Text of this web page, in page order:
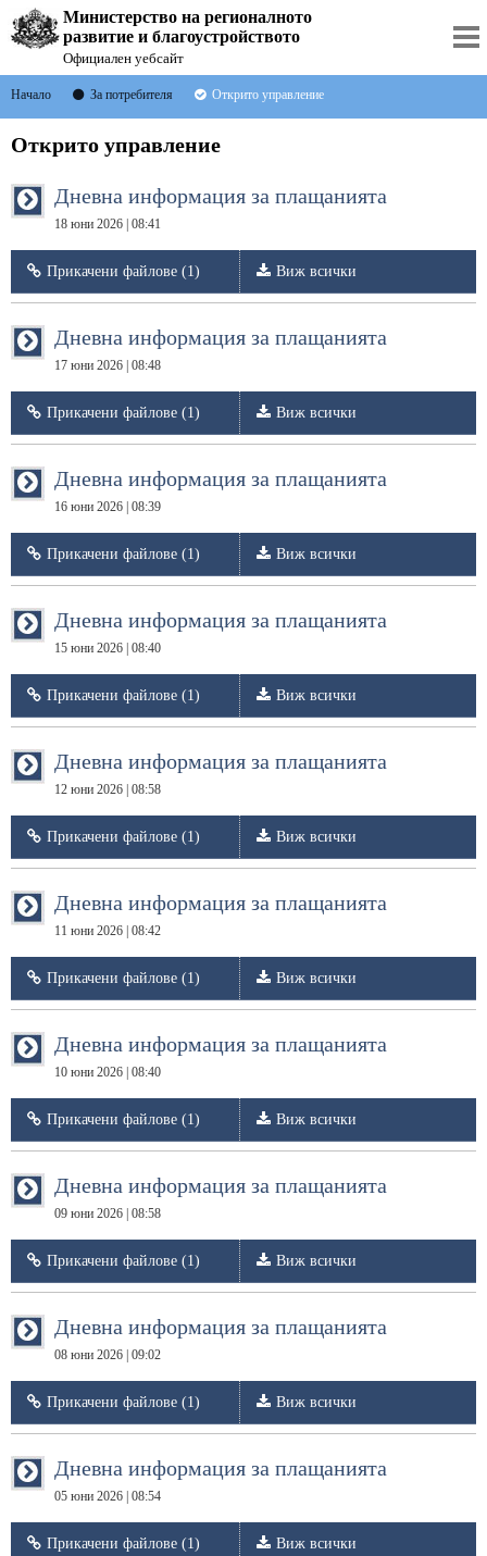
Министерство на регионалното
развитие и благоустройството
Официален уебсайт
Начало За потребителя Открито управление
Открито управление
Дневна информация за плащанията
18 юни 2026 | 08:41
Прикачени файлове (1) Виж всички
Дневна информация за плащанията
17 юни 2026 | 08:48
Прикачени файлове (1) Виж всички
Дневна информация за плащанията
16 юни 2026 | 08:39
Прикачени файлове (1) Виж всички
Дневна информация за плащанията
15 юни 2026 | 08:40
Прикачени файлове (1) Виж всички
Дневна информация за плащанията
12 юни 2026 | 08:58
Прикачени файлове (1) Виж всички
Дневна информация за плащанията
11 юни 2026 | 08:42
Прикачени файлове (1) Виж всички
Дневна информация за плащанията
10 юни 2026 | 08:40
Прикачени файлове (1) Виж всички
Дневна информация за плащанията
09 юни 2026 | 08:58
Прикачени файлове (1) Виж всички
Дневна информация за плащанията
08 юни 2026 | 09:02
Прикачени файлове (1) Виж всички
Дневна информация за плащанията
05 юни 2026 | 08:54
Прикачени файлове (1) Виж всички